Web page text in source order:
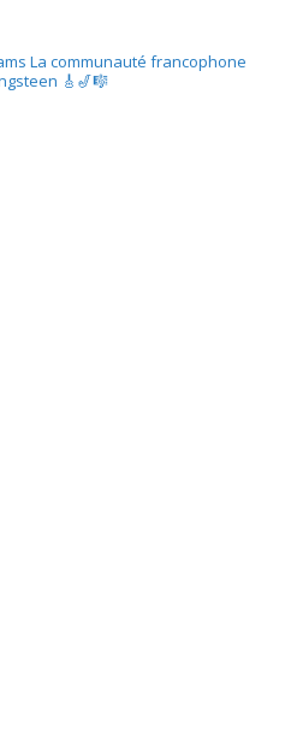
La communauté francophone
🎸🎷🎼